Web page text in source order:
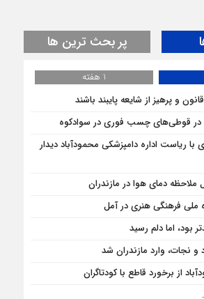
پر بحث ترین ها
1 هفته
و پرهیز از شایعه پایبند باشند
با ریاست اداره دامپزشکی محمودآباد دیدار
ملاحظه دمای هوا در مازندران
ملی فرهنگی هنری در آمل
بود، اما دلم رسید
و نجات، وارد مازندران شد
از برخورد قاطع با کودتاگران